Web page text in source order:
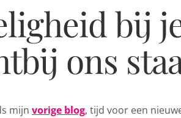
bij
ons
mijn vorige blog, tijd voor een